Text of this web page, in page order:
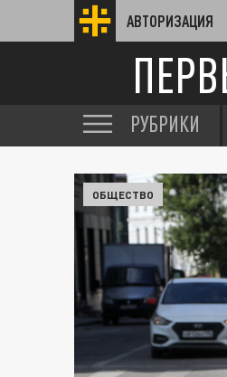
АВТОРИЗАЦИЯ
РУБРИКИ
ОБЩЕСТВО